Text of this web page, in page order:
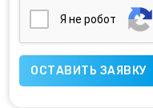
Я нe poбoт